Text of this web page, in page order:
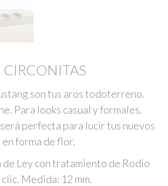
son tus aros todoterreno.
Para looks casual y formales.
perfecta para lucir tus nuevos
forma de flor.
de Ley con tratamiento de Rodio
Medida: 12 mm.